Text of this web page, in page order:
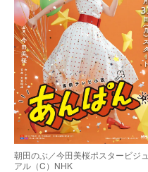
朝田のぶ／今田美桜ポスタービジュ
アル（C）NHK